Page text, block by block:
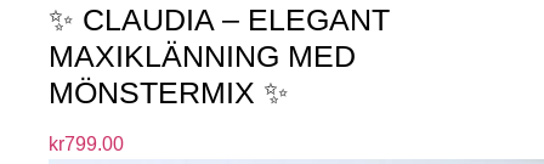
✨ CLAUDIA – ELEGANT
MAXIKLÄNNING MED
MÖNSTERMIX ✨
kr799.00